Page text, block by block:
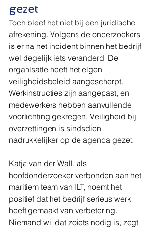
gezet
Toch bleef het niet bij een juridische
afrekening. Volgens de onderzoekers
is er na het incident binnen het bedrijf
wel degelijk iets veranderd. De
organisatie heeft het eigen
veiligheidsbeleid aangescherpt.
Werkinstructies zijn aangepast, en
medewerkers hebben aanvullende
voorlichting gekregen. Veiligheid bij
overzettingen is sindsdien
nadrukkelijker op de agenda gezet.
Katja van der Wall, als
hoofdonderzoeker verbonden aan het
maritiem team van ILT, noemt het
positief dat het bedrijf serieus werk
heeft gemaakt van verbetering.
Niemand wil dat zoiets nodig is, zegt